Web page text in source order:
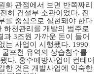
화 관점에서 보면 반쪽짜리
히 건설부 소관이었다. 진
를 중심으로 실현돼야 한다
하천관리를 개발의 범주로
과 3조원 가까운 돈이 들어
는 사업이 시행됐다. 1990
포천 유역의 상습침수를
다. 홍수예방사업이 컨테이
한 것은 개발사업에 익숙한